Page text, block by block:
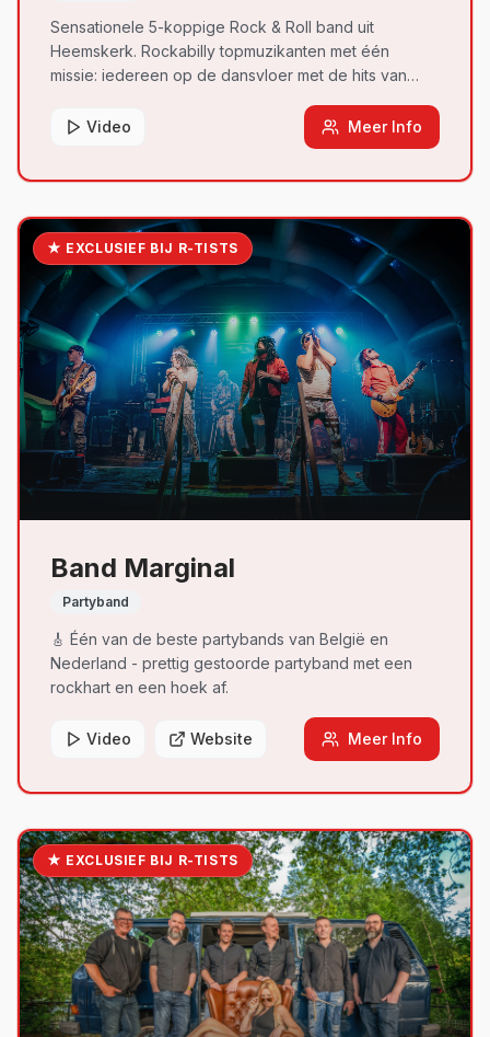
Sensationele 5-koppige Rock & Roll band uit
Heemskerk. Rockabilly topmuzikanten met één
missie: iedereen op de dansvloer met de hits van
Video
Meer Info
★ EXCLUSIEF BIJ R-TISTS
Band Marginal
Partyband
🎸 Één van de beste partybands van België en
Nederland - prettig gestoorde partyband met een
rockhart en een hoek af.
Video Website Meer Info
★ EXCLUSIEF BIJ R-TISTS